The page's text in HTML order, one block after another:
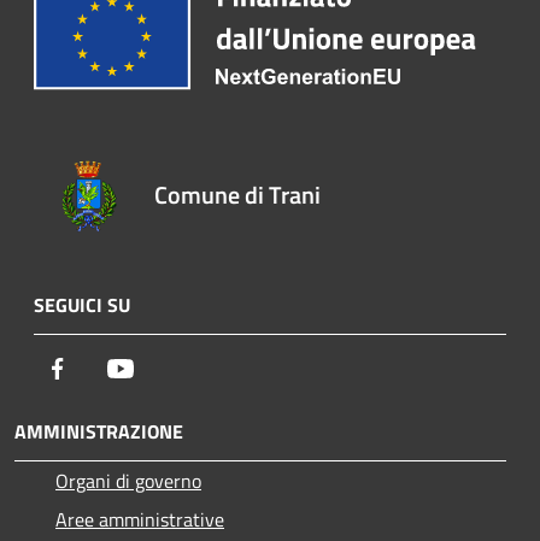
Comune di Trani
SEGUICI SU
Facebook
AMMINISTRAZIONE
Organi di governo
Aree amministrative